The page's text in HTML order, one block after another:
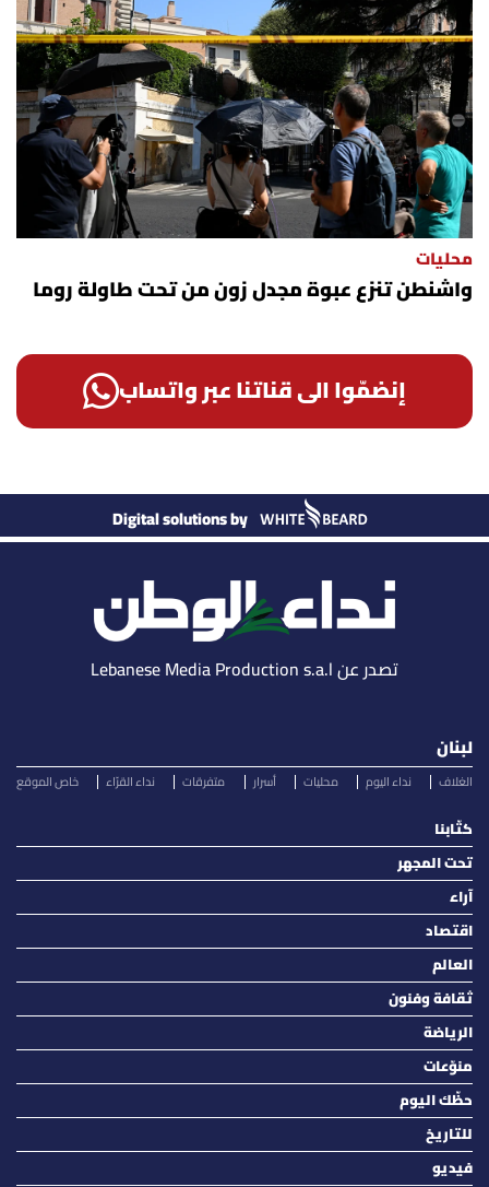
محليات
واشنطن تنزع عبوة مجدل زون من تحت طاولة روما
إنضمّوا الى قناتنا عبر واتساب
Digital solutions by
تصدر عن Lebanese Media Production s.a.l
لبنان
الغلاف نداء اليوم محليات أسرار متفرقات نداء القرّاء خاص الموقع
كتّابنا
تحت المجهر
آراء
اقتصاد
العالم
ثقافة وفنون
الرياضة
منوّعات
حظّك اليوم
للتاريخ
فيديو